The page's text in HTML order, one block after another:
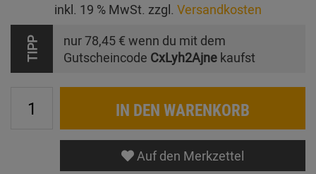
inkl. 19 % MwSt. zzgl. Versandkosten
TIPP nur78,45 € wenn du mit dem
Gutscheincode CxLyh2Ajne kaufst
IN DEN WARENKORB
Auf den Merkzettel